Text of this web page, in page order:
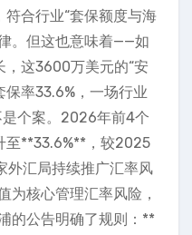
合行业“套保额度与海
。但这也意味着——如
，这3600万美元的“安
率33.6%，一场行业
是个案。2026年前4个
至**33.6%**，较2025
外汇局持续推广汇率风
为核心管理汇率风险，
的公告明确了规则：**